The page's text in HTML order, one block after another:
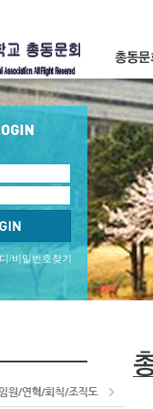
/비밀번호찾기